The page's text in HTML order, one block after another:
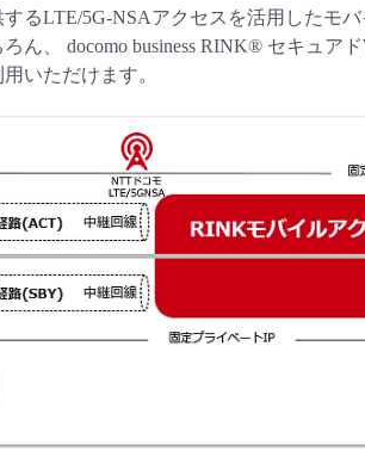
るLTE/5G-NSAアクセスを活用したモバ
ん、 docomo business RINK® セキュ
いただけます。